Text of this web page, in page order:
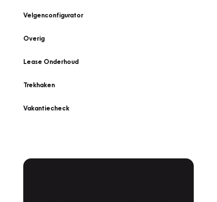
Velgenconfigurator
Overig
Lease Onderhoud
Trekhaken
Vakantiecheck